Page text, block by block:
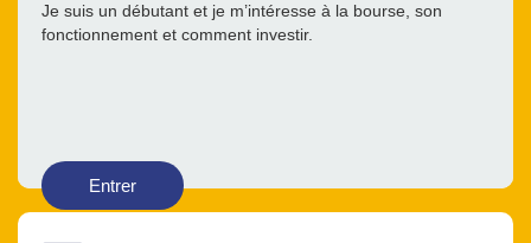
Je suis un débutant et je m’intéresse à la bourse, son
fonctionnement et comment investir.
Entrer